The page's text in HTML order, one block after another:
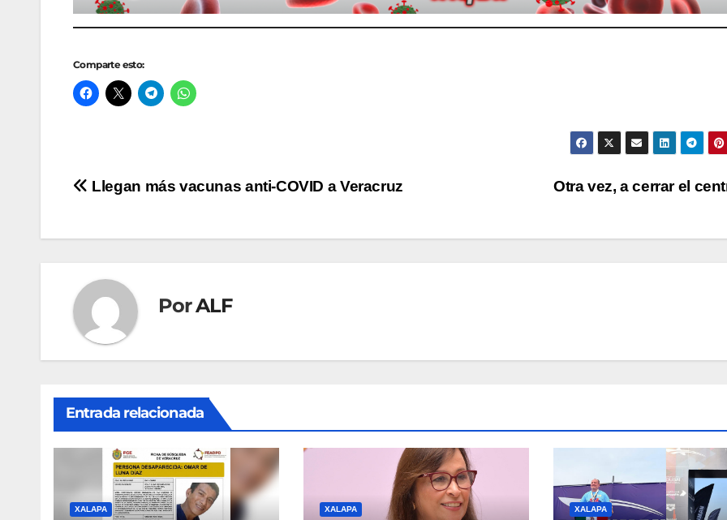
Comparte esto:
Navegación
Otra vez, a cerrar el
Llegan más vacunas anti-COVID a Veracruz
PorALF
Entrada relacionada
XALAPA XALAPA XALAPA